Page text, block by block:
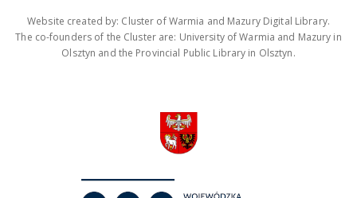
Website created by: Cluster of Warmia and Mazury Digital Library.
The co-founders of the Cluster are: University of Warmia and Mazury in
Olsztyn and the Provincial Public Library in Olsztyn.